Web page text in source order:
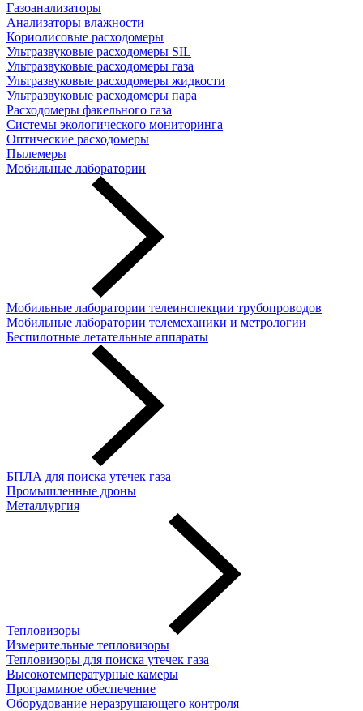
Газоанализаторы
Анализаторы влажности
Кориолисовые расходомеры
Ультразвуковые расходомеры SIL
Ультразвуковые расходомеры газа
Ультразвуковые расходомеры жидкости
Ультразвуковые расходомеры пара
Расходомеры факельного газа
Системы экологического мониторинга
Оптические расходомеры
Пылемеры
Мобильные лаборатории
Мобильные лаборатории телеинспекции трубопроводов
Мобильные лаборатории телемеханики и метрологии
Беспилотные летательные аппараты
БПЛА для поиска утечек газа
Промышленные дроны
Металлургия
Тепловизоры
Измерительные тепловизоры
Тепловизоры для поиска утечек газа
Высокотемпературные камеры
Программное обеспечение
Оборудование неразрушающего контроля